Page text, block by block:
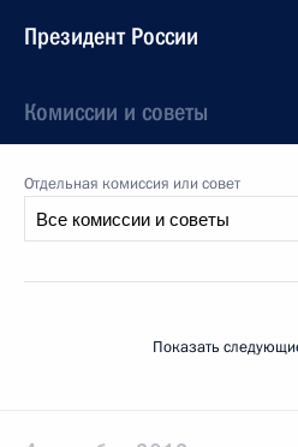
Президент России
Комиссии и советы
Отдельная комиссия или совет
Показать